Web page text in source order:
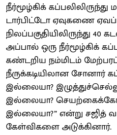
நீர்மூழ்கிக்
டார்பிட்டோ ஏவுகணை
நிலப்பகுதியிலிருந்து
அப்பால் ஒரு நீர்மூழ்கிக்
கண்டறிய நம்மிடம்
நீருக்கடியிலான சோனார்
இல்லையா?
இல்லையா?
இல்லையா?” என்று சஜித்
கேள்விகளை அடுக்கினார்.